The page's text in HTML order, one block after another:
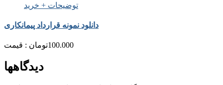
توضیحات + خرید
دانلود نمونه قرارداد پیمانکاری
قیمت : 100.000تومان
دیدگاهها